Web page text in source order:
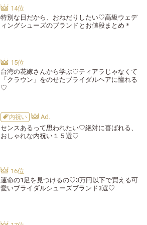
特別な日だから、おねだりしたい♡高級ウェデ
ィングシューズのブランドとお値段まとめ＊
台湾の花嫁さんから学ぶ♡ティアラじゃなくて
「クラウン」をのせたブライダルヘアに憧れる
♡
内祝い
センスあるって思われたい♡絶対に喜ばれる、
おしゃれな内祝い１５選♡
運命の1足を見つけるの♡3万円以下で買える可
愛いブライダルシューズブランド3選♡